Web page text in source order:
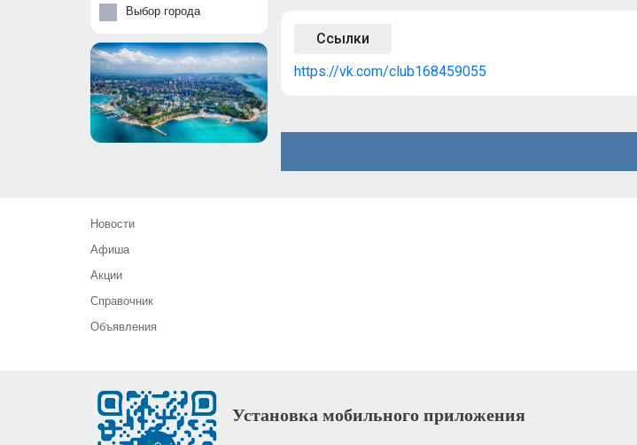
Выбор города
Ссылки
https://vk.com/club168459055
Новости
Афиша
Акции
Справочник
Объявления
Установка мобильного приложения